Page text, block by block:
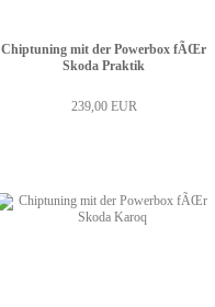
Chiptuning mit der Powerbox fÃŒr
Skoda Praktik
239,00 EUR